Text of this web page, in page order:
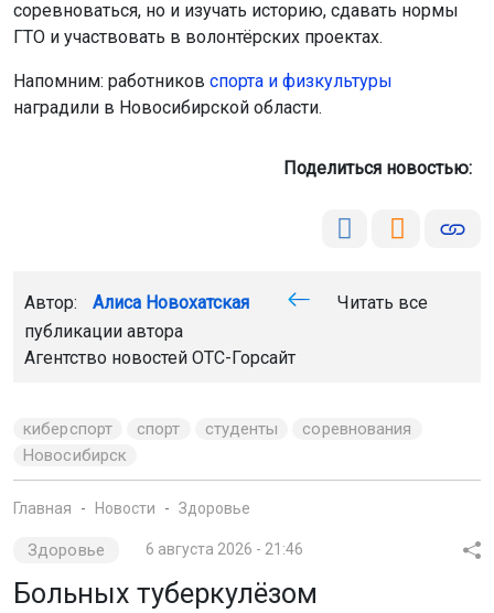
соревноваться, но и изучать историю, сдавать нормы
ГТО и участвовать в волонтёрских проектах.
Напомним: работников спорта и физкультуры
наградили в Новосибирской области.
Поделиться новостью:
Автор: Алиса Новохатская
Читать все
публикации автора
Агентство новостей ОТС-Горсайт
киберспорт спорт студенты
соревнования
Новосибирск
Главная Новости Здоровье
Здоровье 6 августа 2026 - 21:46
Больных туберкулёзом